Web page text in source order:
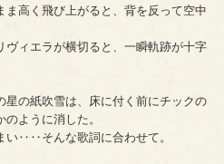
高く飛び上がると、背を反って空中
ィエラが横切ると、一瞬軌跡が十字
の紙吹雪は、床に付く前にチックの
ように消した。
い‥‥そんな歌詞に合わせて。